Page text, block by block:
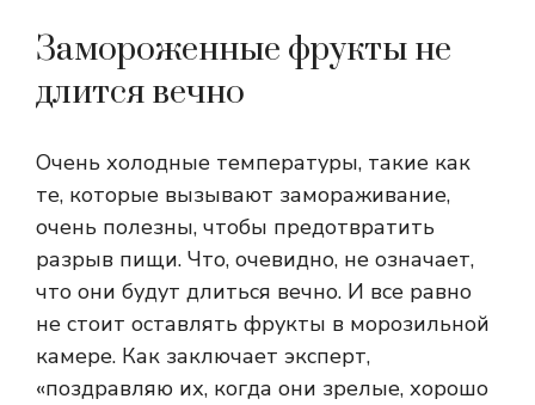
Замороженные фрукты не
длится вечно
Очень холодные температуры, такие как
те, которые вызывают замораживание,
очень полезны, чтобы предотвратить
разрыв пищи. Что, очевидно, не означает,
что они будут длиться вечно. И все равно
не стоит оставлять фрукты в морозильной
камере. Как заключает эксперт,
«поздравляю их, когда они зрелые, хорошо